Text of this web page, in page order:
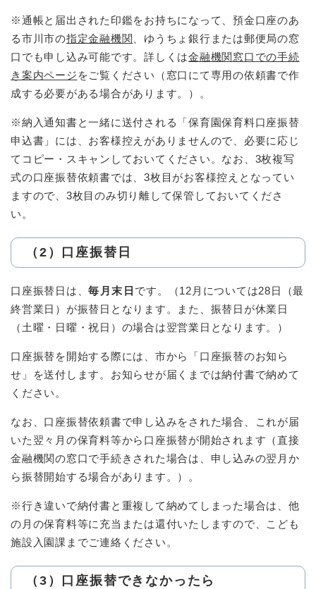
※通帳と届出された印鑑をお持ちになって、預金口座のあ
る市川市の指定金融機関 、ゆうちょ銀行または郵便局の窓
口でも申し込み可能です。詳しくは金融機関窓口での手続
き案内ページ をご覧ください（窓口にて専用の依頼書で作
成する必要がある場合があります。）。
※納入通知書と一緒に送付される「保育園保育料口座振替
申込書」には、お客様控えがありませんので、必要に応じ
てコピー・スキャンしておいてください。なお、3枚複写
式の口座振替依頼書では、3枚目がお客様控えとなってい
ますので、3枚目のみ切り離して保管しておいてくださ
い。
（2）口座振替日
口座振替日は、毎月末日 です。（12月については28日（最
終営業日）が振替日となります。また、振替日が休業日
（土曜・日曜・祝日）の場合は翌営業日となります。）
口座振替を開始する際には、市から「口座振替のお知ら
せ」を送付します。お知らせが届くまでは納付書で納めて
ください。
なお、口座振替依頼書で申し込みをされた場合、これが届
いた翌々月の保育料等から口座振替が開始されます（直接
金融機関の窓口で手続きされた場合は、申し込みの翌月か
ら振替開始する場合があります。）。
※行き違いで納付書と重複して納めてしまった場合は、他
の月の保育料等に充当または還付いたしますので、こども
施設入園課までご連絡ください。
（3）口座振替できなかったら